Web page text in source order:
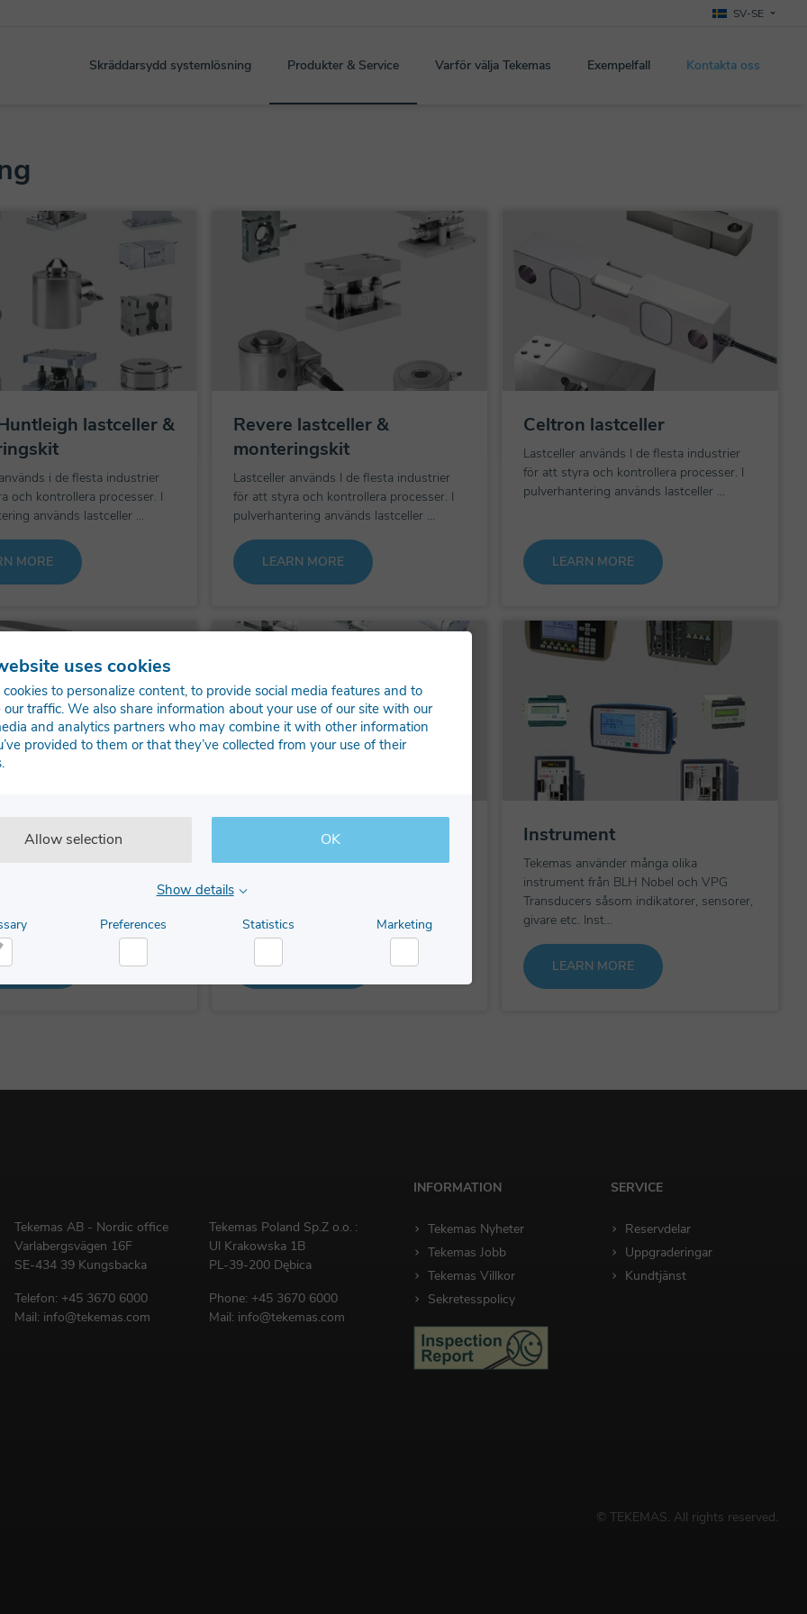
uses cookies
to personalize content, to provide social media features and to
our traffic. We also share information about your use of our site with our
and analytics partners who may combine it with other information
provided to them or that they’ve collected from your use of their
Allow selection OK
Show details
Preferences Statistics Marketing
SV-SE
Skräddarsydd systemlösning Produkter & Service Varför välja Tekemas Exempelfall Kontakta oss
lastceller &
i de flesta industrier
och kontrollera processer. I
används lastceller ...
MORE
Revere lastceller &
monteringskit
Lastceller används I de flesta industrier
för att styra och kontrollera processer. I
pulverhantering används lastceller ...
LEARN MORE
Celtron lastceller
Lastceller används I de flesta industrier
för att styra och kontrollera processer. I
pulverhantering används lastceller ...
LEARN MORE
lastceller
och kontrollera processer. I
MORE
BLH Nobel KIS lastceller
KIS lastceller används I de flesta
processer. I pulverhantering används
lastcel...
LEARN MORE
Instrument
Tekemas använder många olika
instrument från BLH Nobel och VPG
Transducers såsom indikatorer, sensorer,
givare etc. Inst...
LEARN MORE
Tekemas AB - Nordic office
Varlabergsvägen 16F
SE-434 39 Kungsbacka
Telefon: +45 3670 6000
Mail: info@tekemas.com
Tekemas Poland Sp.Z o.o. :
Ul Krakowska 1B
PL-39-200 Dębica
Phone: +45 3670 6000
Mail: info@tekemas.com
INFORMATION
Tekemas Nyheter
Tekemas Jobb
Tekemas Villkor
Sekretesspolicy
SERVICE
Reservdelar
Uppgraderingar
Kundtjänst
© TEKEMAS. All rights reserved.